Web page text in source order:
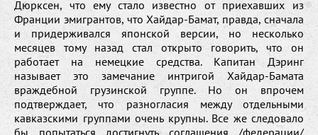
Дюрксен, что ему стало известно от приехавших из
Франции эмигрантов, что Хайдар-Бамат, правда, сначала
и придерживался японской версии, но несколько
месяцев тому назад стал открыто говорить, что он
работает на немецкие средства. Капитан Дэринг
называет это замечание интригой Хайдар-Бамата
враждебной грузинской группе. Но он впрочем
подтверждает, что разногласия между отдельными
кавказскими группами очень крупны. Все же следовало
бы попытаться достигнуть соглашения /федерации/